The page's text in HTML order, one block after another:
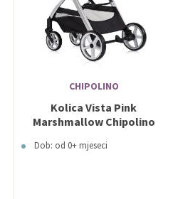
CHIPOLINO
Kolica Vista Pink
Marshmallow Chipolino
Dob: od 0+ mjeseci